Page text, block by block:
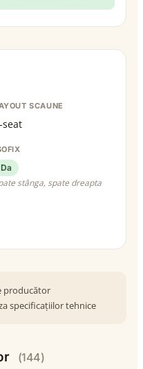
SCAUNE
seat
Da
stânga, spate dreapta
specificațiilor tehnice
(144)